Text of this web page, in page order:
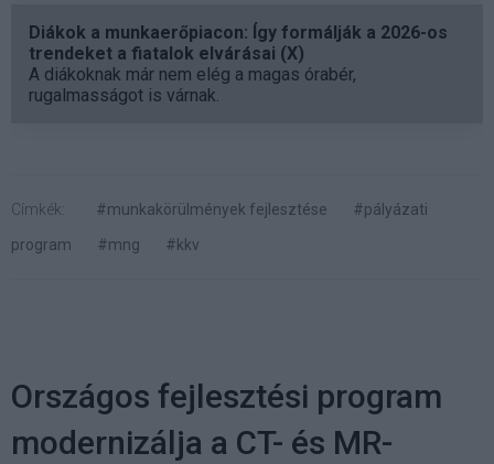
Diákok a munkaerőpiacon: Így formálják a 2026-os
trendeket a fiatalok elvárásai (X)
A diákoknak már nem elég a magas órabér,
rugalmasságot is várnak.
Címkék: #munkakörülmények fejlesztése
#pályázati
program
#mng #kkv
Országos fejlesztési program
modernizálja a CT- és MR-